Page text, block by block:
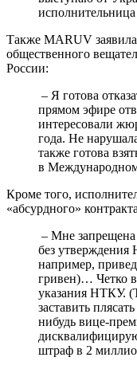
исполнительница
Также MARUV
общественного
России:
– Я готова
прямом эфире
интересовали
года. Не
также готова
в Международном
Кроме того,
«абсурдного»
– Мне
без
например,
гривен)… Четко
указания НТКУ.
заставить
нибудь вице-
штраф в 2